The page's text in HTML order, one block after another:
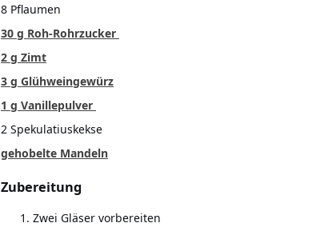
8 Pflaumen
30 g Roh-Rohrzucker
2 g Zimt
3 g Glühweingewürz
1 g Vanillepulver
2 Spekulatiuskekse
gehobelte Mandeln
Zubereitung
Zwei Gläser vorbereiten